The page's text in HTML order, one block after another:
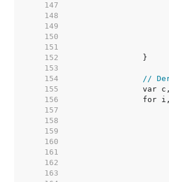
   147
   148
   149
   150
   151
   152
   153
   154
//
   155
   156
   157
   158
   159
   160
   161
   162
   163